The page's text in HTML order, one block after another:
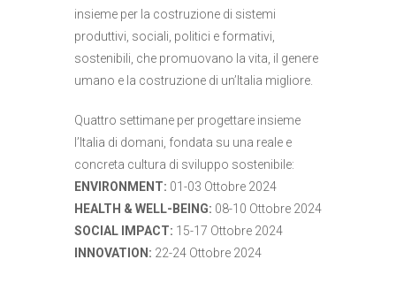
insieme per la costruzione di sistemi
produttivi, sociali, politici e formativi,
sostenibili, che promuovano la vita, il genere
umano e la costruzione di un’Italia migliore.
Quattro settimane per progettare insieme
l’Italia di domani, fondata su una reale e
concreta cultura di sviluppo sostenibile:
ENVIRONMENT: 01-03 Ottobre 2024
HEALTH & WELL-BEING: 08-10 Ottobre 2024
SOCIAL IMPACT: 15-17 Ottobre 2024
INNOVATION: 22-24 Ottobre 2024